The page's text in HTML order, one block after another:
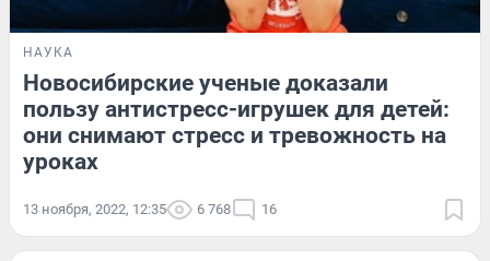
НАУКА
Новосибирские ученые доказали
пользу антистресс-игрушек для детей:
они снимают стресс и тревожность на
уроках
13 ноября, 2022, 12:35 6 768 16